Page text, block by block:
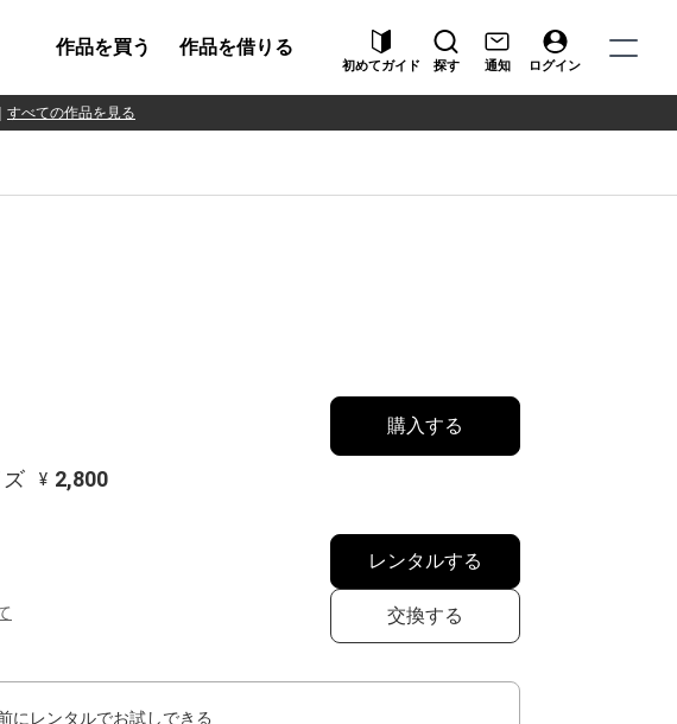
作品を買う 作品を借りる
初めてガイド 探す 通知 ログイン
すべての作品を見る
¥ 2,800
購入する
レンタルする
交換する
にレンタルでお試しできる